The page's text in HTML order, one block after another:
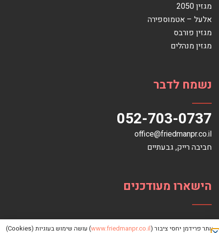
מגזין 2050
אלעל – אטמוספירה
מגזין פורבס
מגזין מנהלים
נשמח לדבר
052-703-0737
office@friedmanpr.co.il
חביבה רייק‏, ‏גבעתיים‏
הישארו מעודכנים
אתר פרידמן יחסי ציבור (www.friedmanpr.co.il
) עושה שימוש בעוגיות (Cookies)